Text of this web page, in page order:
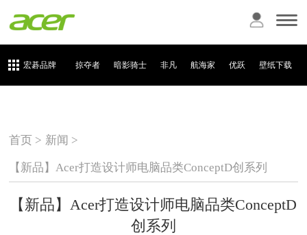
宏碁品牌 掠夺者 暗影骑士 非凡 航海家 优跃 壁纸下载
首页 > 新闻 >
【新品】Acer打造设计师电脑品类ConceptD创系列
【新品】Acer打造设计师电脑品类ConceptD
创系列